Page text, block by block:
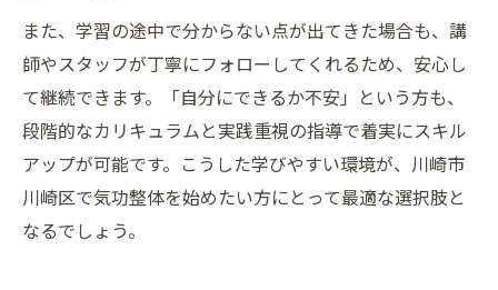
また、学習の途中で分からない点が出てきた場合も、講
師やスタッフが丁寧にフォローしてくれるため、安心し
て継続できます。「自分にできるか不安」という方も、
段階的なカリキュラムと実践重視の指導で着実にスキル
アップが可能です。こうした学びやすい環境が、川崎市
川崎区で気功整体を始めたい方にとって最適な選択肢と
なるでしょう。